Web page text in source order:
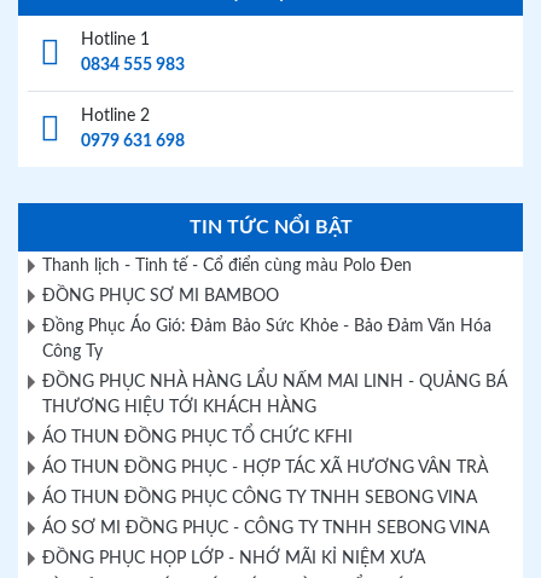
Hotline 1
0834 555 983
Hotline 2
0979 631 698
TIN TỨC NỔI BẬT
Thanh lịch - Tinh tế - Cổ điển cùng màu Polo Đen
ĐỒNG PHỤC SƠ MI BAMBOO
Đồng Phục Áo Gió: Đảm Bảo Sức Khỏe - Bảo Đảm Văn Hóa
Công Ty
ĐỒNG PHỤC NHÀ HÀNG LẨU NẤM MAI LINH - QUẢNG BÁ
THƯƠNG HIỆU TỚI KHÁCH HÀNG
ÁO THUN ĐỒNG PHỤC TỔ CHỨC KFHI
ÁO THUN ĐỒNG PHỤC - HỢP TÁC XÃ HƯƠNG VÂN TRÀ
ÁO THUN ĐỒNG PHỤC CÔNG TY TNHH SEBONG VINA
ÁO SƠ MI ĐỒNG PHỤC - CÔNG TY TNHH SEBONG VINA
ĐỒNG PHỤC HỌP LỚP - NHỚ MÃI KỈ NIỆM XƯA